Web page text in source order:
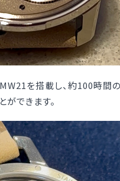
を搭載し、約100時間
できます。